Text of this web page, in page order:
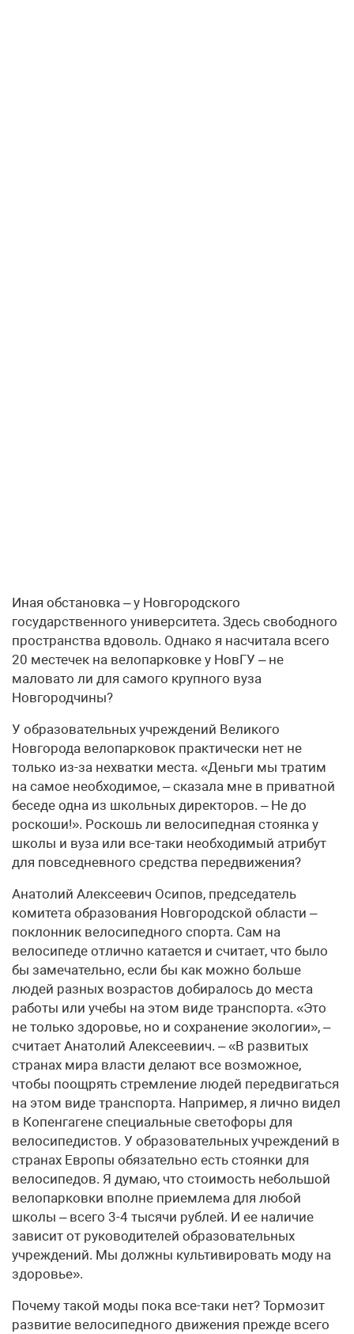
Иная обстановка – у Новгородского
государственного университета. Здесь свободного
пространства вдоволь. Однако я насчитала всего
20 местечек на велопарковке у НовГУ – не
маловато ли для самого крупного вуза
Новгородчины?
У образовательных учреждений Великого
Новгорода велопарковок практически нет не
только из-за нехватки места. «Деньги мы тратим
на самое необходимое, – сказала мне в приватной
беседе одна из школьных директоров. – Не до
роскоши!». Роскошь ли велосипедная стоянка у
школы и вуза или все-таки необходимый атрибут
для повседневного средства передвижения?
Анатолий Алексеевич Осипов, председатель
комитета образования Новгородской области –
поклонник велосипедного спорта. Сам на
велосипеде отлично катается и считает, что было
бы замечательно, если бы как можно больше
людей разных возрастов добиралось до места
работы или учебы на этом виде транспорта. «Это
не только здоровье, но и сохранение экологии», –
считает Анатолий Алексеевиич. – «В развитых
странах мира власти делают все возможное,
чтобы поощрять стремление людей передвигаться
на этом виде транспорта. Например, я лично видел
в Копенгагене специальные светофоры для
велосипедистов. У образовательных учреждений в
странах Европы обязательно есть стоянки для
велосипедов. Я думаю, что стоимость небольшой
велопарковки вполне приемлема для любой
школы – всего 3-4 тысячи рублей. И ее наличие
зависит от руководителей образовательных
учреждений. Мы должны культивировать моду на
здоровье».
Почему такой моды пока все-таки нет? Тормозит
развитие велосипедного движения прежде всего